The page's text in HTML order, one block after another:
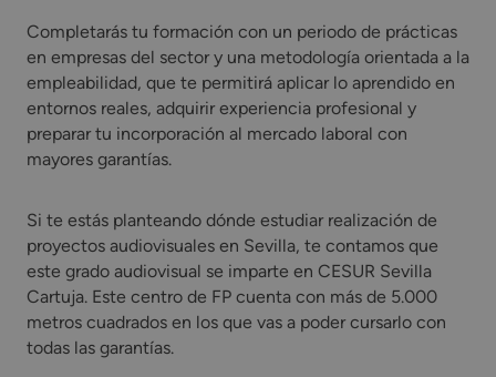
Completarás tu formación con un periodo de prácticas
en empresas del sector y una metodología orientada a la
empleabilidad, que te permitirá aplicar lo aprendido en
entornos reales, adquirir experiencia profesional y
preparar tu incorporación al mercado laboral con
mayores garantías.
Si te estás planteando dónde estudiar realización de
proyectos audiovisuales en Sevilla, te contamos que
este grado audiovisual se imparte en CESUR Sevilla
Cartuja. Este centro de FP cuenta con más de 5.000
metros cuadrados en los que vas a poder cursarlo con
todas las garantías.